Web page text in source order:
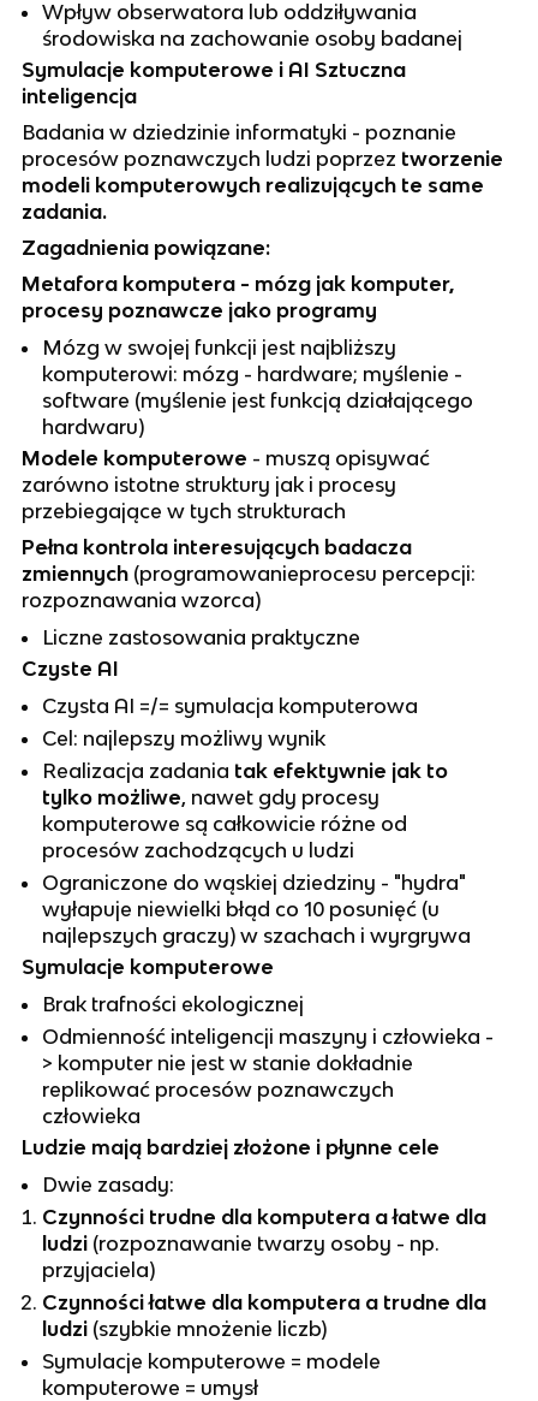
Wpływ obserwatora lub oddziływania
środowiska na zachowanie osoby badanej
Symulacje komputerowe i AI Sztuczna
inteligencja
Badania w dziedzinie informatyki - poznanie
procesów poznawczych ludzi poprzez tworzenie
modeli komputerowych realizujących te same
zadania.
Zagadnienia powiązane:
Metafora komputera - mózg jak komputer,
procesy poznawcze jako programy
Mózg w swojej funkcji jest najbliższy
komputerowi: mózg - hardware; myślenie -
software (myślenie jest funkcją działającego
hardwaru)
Modele komputerowe - muszą opisywać
zarówno istotne struktury jak i procesy
przebiegające w tych strukturach
Pełna kontrola interesujących badacza
zmiennych(programowanieprocesu percepcji:
rozpoznawania wzorca)
Liczne zastosowania praktyczne
Czyste AI
Czysta AI =/= symulacja komputerowa
Cel: najlepszy możliwy wynik
Realizacja zadania tak efektywnie jak to
tylko możliwe, nawet gdy procesy
komputerowe są całkowicie różne od
procesów zachodzących u ludzi
Ograniczone do wąskiej dziedziny - "hydra"
wyłapuje niewielki błąd co 10 posunięć (u
najlepszych graczy) w szachach i wyrgrywa
Symulacje komputerowe
Brak trafności ekologicznej
Odmienność inteligencji maszyny i człowieka -
> komputer nie jest w stanie dokładnie
replikować procesów poznawczych
człowieka
Ludzie mają bardziej złożone i płynne cele
Dwie zasady:
Czynności trudne dla komputera a łatwe dla
ludzi (rozpoznawanie twarzy osoby - np.
przyjaciela)
Czynności łatwe dla komputera a trudne dla
ludzi (szybkie mnożenie liczb)
Symulacje komputerowe = modele
komputerowe = umysł